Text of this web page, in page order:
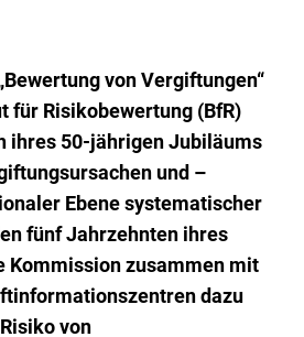
von Vergiftungen“
für Risikobewertung (BfR)
ihres 50-jährigen Jubiläums
und –
Ebene systematischer
fünf Jahrzehnten ihres
Kommission zusammen mit
dazu
von